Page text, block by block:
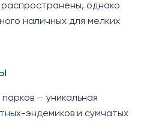
однако
наличных для мелких
— уникальная
эндемиков и сумчатых